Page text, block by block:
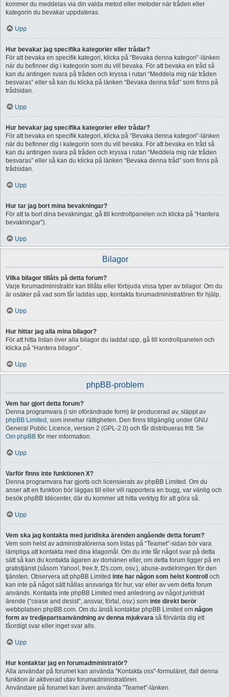
kommer du meddelas via din valda metod eller metoder när tråden eller
kategorin du bevakar uppdateras.
Upp
Hur bevakar jag specifika kategorier eller trådar?
För att bevaka en specifik kategori, klicka på “Bevaka denna kategori”-länken
när du befinner dig i kategorin som du vill bevaka. För att bevaka en tråd så
kan du antingen svara på tråden och kryssa i rutan “Meddela mig när tråden
besvaras” eller så kan du klicka på länken “Bevaka denna tråd” som finns på
trådsidan.
Upp
Hur bevakar jag specifika kategorier eller trådar?
För att bevaka en specifik kategori, klicka på “Bevaka denna kategori”-länken
när du befinner dig i kategorin som du vill bevaka. För att bevaka en tråd så
kan du antingen svara på tråden och kryssa i rutan “Meddela mig när tråden
besvaras” eller så kan du klicka på länken “Bevaka denna tråd” som finns på
trådsidan.
Upp
Hur tar jag bort mina bevakningar?
För att ta bort dina bevakningar, gå till kontrollpanelen och klicka på “Hantera
bevakningar”).
Upp
Bilagor
Vilka bilagor tillåts på detta forum?
Varje forumadministratör kan tillåta eller förbjuda vissa typer av bilagor. Om du
är osäker på vad som får laddas upp, kontakta forumadministratören för hjälp.
Upp
Hur hittar jag alla mina bilagor?
För att hitta listan över alla bilagor du laddat upp, gå till kontrollpanelen och
klicka på “Hantera bilagor”.
Upp
phpBB-problem
Vem har gjort detta forum?
Denna programvara (i sin oförändrade form) är producerad av, släppt av
phpBB Limited , som innehar rättigheten. Den finns tillgänglig under GNU
General Public Licence, version 2 (GPL-2.0) och får distribueras fritt. Se
Om phpBB för mer information.
Upp
Varför finns inte funktionen X?
Denna programvara har gjorts och licensierats av phpBB Limited. Om du
anser att en funktion bör läggas till eller vill rapportera en bugg, var vänlig och
besök phpBB Idécenter, där du kommer att hitta verktyg för att göra så.
Upp
Vem ska jag kontakta med juridiska ärenden angående detta forum?
Vem som helst av administratörerna som listas på “Teamet”-sidan bör vara
lämpliga att kontakta med dina klagomål. Om du inte får något svar på detta
sätt så kan du kontakta ägaren av domänen eller, om detta forum ligger på en
gratistjänst (såsom Yahoo!, free.fr, f2s.com, osv.), abuse-avdelningen för den
tjänsten. Observera att phpBB Limited inte har någon som helst kontroll
och
kan inte på något sätt hållas ansvariga för hur, var eller av vem detta forum
används. Kontakta inte phpBB Limited med anledning av något juridiskt
ärende (“cease and desist”, ansvar, förtal, osv.) som inte direkt berör
webbplatsen phpBB.com. Om du ändå kontaktar phpBB Limited om någon
form av tredjepartsanvändning av denna mjukvara så förvänta dig ett
fåordigt svar eller inget svar alls.
Upp
Hur kontaktar jag en forumadministratör?
Alla användar på forumet kan använda "Kontakta oss"-formuläret, ifall denna
funktion är aktiverad utav forumadministratören.
Användare på forumet kan även använda "Teamet"-länken.